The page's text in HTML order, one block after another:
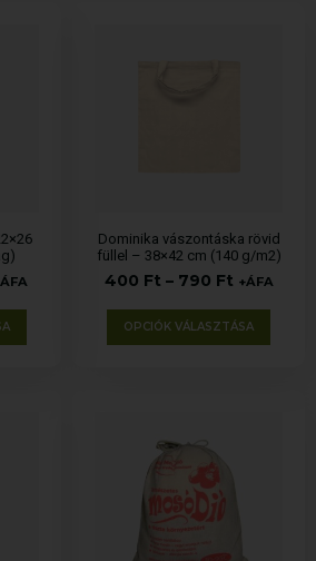
Dominika vászontáska rövid
füllel – 38×42 cm (140 g/m2)
400 Ft – 790 Ft +ÁFA
OPCIÓK VÁLASZTÁSA